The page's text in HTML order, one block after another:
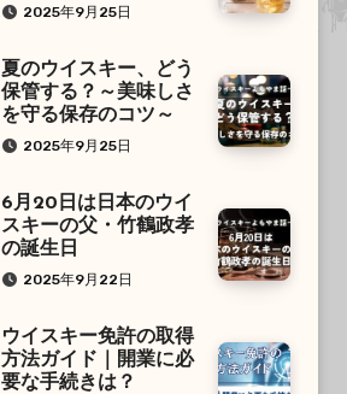
2025年9月25日
夏のウイスキー、どう
保管する？～美味しさ
を守る保存のコツ～
2025年9月25日
6月20日は日本のウイ
スキーの父・竹鶴政孝
の誕生日
2025年9月22日
ウイスキー免許の取得
方法ガイド｜開業に必
要な手続きは？